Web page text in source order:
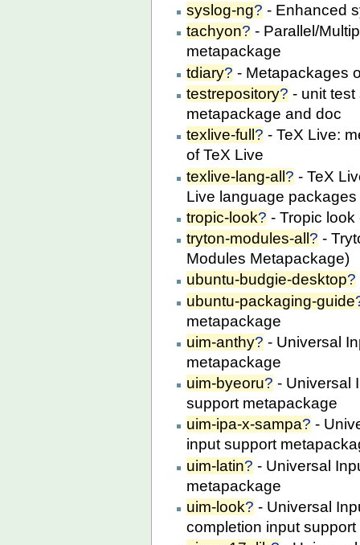
syslog-ng? - Enhanced
tachyon? - Parallel/
metapackage
tdiary? - Metapackages
testrepository? - unit
metapackage and doc
texlive-full ? - TeX Live:
of TeX Live
texlive-lang-all? - TeX
Live language packages
tropic-look? - Tropic
tryton-modules-all ? -
Modules Metapackage)
ubuntu-budgie-desktop?
ubuntu-packaging-guide
metapackage
uim-anthy? - Universal
metapackage
uim-byeoru? - Universal
support metapackage
uim-ipa-x-sampa? -
input support
uim-latin? - Universal
metapackage
uim-look? - Universal
completion input